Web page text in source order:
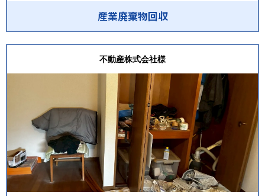
ーーーーーーーーーーーーーーーーー
FAX：048-611-7814
MAIL：info@livista.biz
HP：https://livista.biz/
ーーーーーーーーーーーーーーーーー
現場では、フレコンバッグにまとめられた廃プラスチック類や梱
包材、建築資材の端材など、新築工事に伴って発生した
産業廃棄物が整理されており、写真の通り、資材置き場周辺に分
別された状態で集積されていました。
め、積込み作業をスムーズに進めることができました。
回収作業では、クレーン車を使用してフレコンバッグを一つずつ
安全に吊り上げ、効率的にトラックへ積載。作業時間の短縮はも
ちろん、現場作業員様の負担軽減にもつながりました。
搬出時には、周囲の安全確認を徹底し、近隣の方や通行される方
への配慮を行いながら、無事に作業を完了いたしました。
この度はご依頼いただき、誠にありがとうございます。
産業廃棄物回収
不動産株式会社様